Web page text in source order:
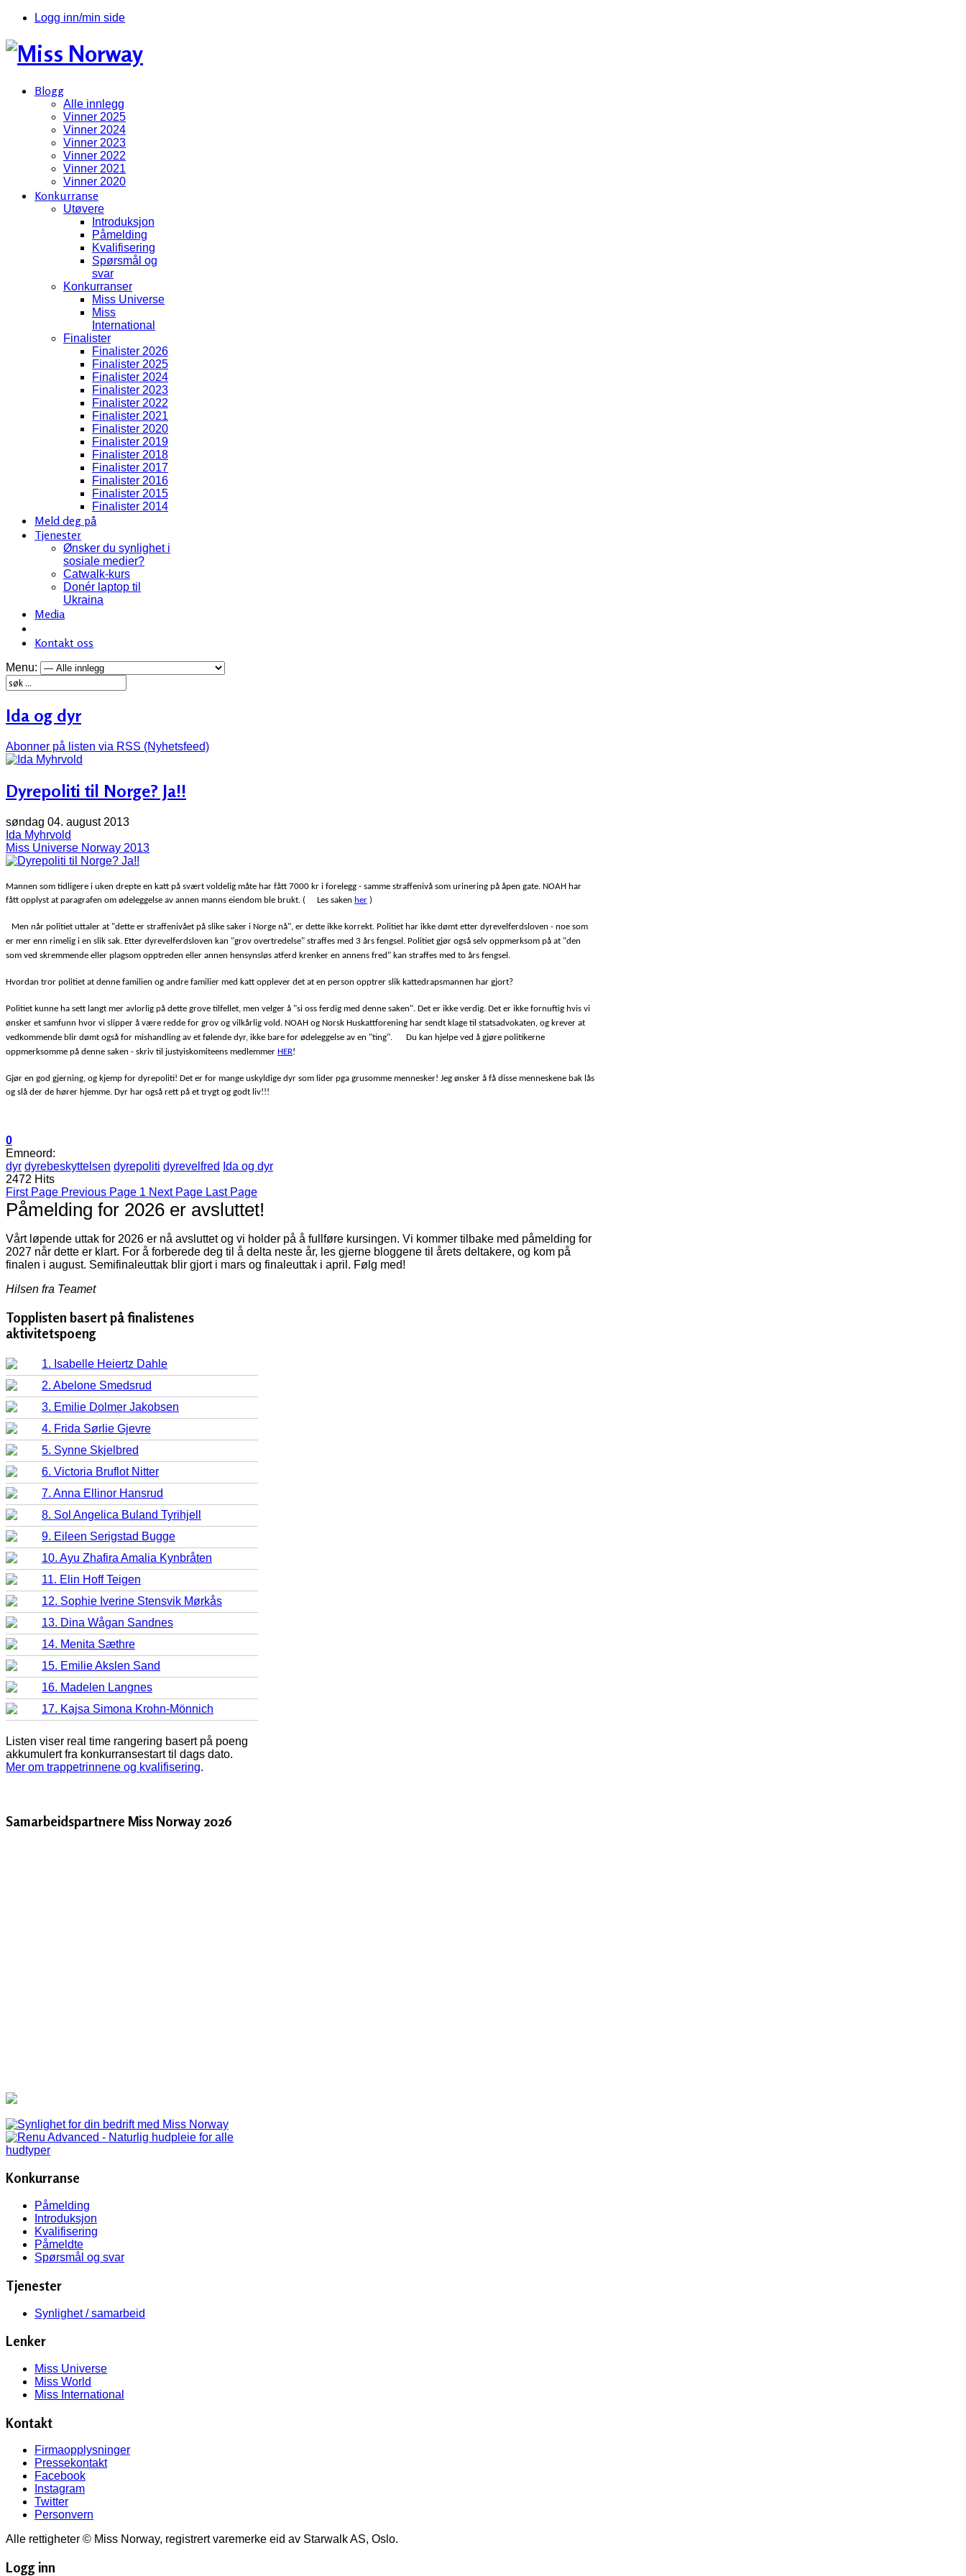
Logg inn/min side
Blogg
Alle innlegg
Vinner 2025
Vinner 2024
Vinner 2023
Vinner 2022
Vinner 2021
Vinner 2020
Konkurranse
Utøvere
Introduksjon
Påmelding
Kvalifisering
Spørsmål og
svar
Konkurranser
Miss Universe
Miss
International
Finalister
Finalister 2026
Finalister 2025
Finalister 2024
Finalister 2023
Finalister 2022
Finalister 2021
Finalister 2020
Finalister 2019
Finalister 2018
Finalister 2017
Finalister 2016
Finalister 2015
Finalister 2014
Meld deg på
Tjenester
Ønsker du synlighet i
sosiale medier?
Catwalk-kurs
Donér laptop til
Ukraina
Media
Kontakt oss
Menu:
Ida og dyr
Abonner på listen via RSS (Nyhetsfeed)
Dyrepoliti til Norge? Ja!!
søndag 04. august 2013
Ida Myhrvold
Miss Universe Norway 2013
Mannen som tidligere i uken drepte en katt på svært voldelig måte har fått 7000 kr i forelegg - samme straffenivå som urinering på åpen gate. NOAH har
fått opplyst at paragrafen om ødeleggelse av annen manns eiendom ble brukt. ( Les saken her )
Men når politiet uttaler at "dette er straffenivået på slike saker i Norge nå", er dette ikke korrekt. Politiet har ikke dømt etter dyrevelferdsloven - noe som
er mer enn rimelig i en slik sak. Etter dyrevelferdsloven kan "grov overtredelse" straffes med 3 års fengsel. Politiet gjør også selv oppmerksom på at "den
som ved skremmende eller plagsom opptreden eller annen hensynsløs atferd krenker en annens fred" kan straffes med to års fengsel.
Hvordan tror politiet at denne familien og andre familier med katt opplever det at en person opptrer slik kattedrapsmannen har gjort?
Politiet kunne ha sett langt mer avlorlig på dette grove tilfellet, men velger å "si oss ferdig med denne saken". Det er ikke verdig. Det er ikke fornuftig hvis vi
ønsker et samfunn hvor vi slipper å være redde for grov og vilkårlig vold. NOAH og Norsk Huskattforening har sendt klage til statsadvokaten, og krever at
vedkommende blir dømt også for mishandling av et følende dyr, ikke bare for ødeleggelse av en "ting". Du kan hjelpe ved å gjøre politikerne
oppmerksomme på denne saken - skriv til justyiskomiteens medlemmer HER!
Gjør en god gjerning, og kjemp for dyrepoliti! Det er for mange uskyldige dyr som lider pga grusomme mennesker! Jeg ønsker å få disse menneskene bak lås
og slå der de hører hjemme. Dyr har også rett på et trygt og godt liv!!!
0
Emneord:
dyr dyrebeskyttelsen dyrepoliti dyrevelfred Ida og dyr
2472 Hits
First Page Previous Page 1 Next Page Last Page
Påmelding for 2026 er avsluttet!
Vårt løpende uttak for 2026 er nå avsluttet og vi holder på å fullføre kursingen. Vi kommer tilbake med påmelding for
2027 når dette er klart. For å forberede deg til å delta neste år, les gjerne bloggene til årets deltakere, og kom på
finalen i august. Semifinaleuttak blir gjort i mars og finaleuttak i april. Følg med!
Hilsen fra Teamet
Topplisten basert på finalistenes
aktivitetspoeng
1. Isabelle Heiertz Dahle
2. Abelone Smedsrud
3. Emilie Dolmer Jakobsen
4. Frida Sørlie Gjevre
5. Synne Skjelbred
6. Victoria Bruflot Nitter
7. Anna Ellinor Hansrud
8. Sol Angelica Buland Tyrihjell
9. Eileen Serigstad Bugge
10. Ayu Zhafira Amalia Kynbråten
11. Elin Hoff Teigen
12. Sophie Iverine Stensvik Mørkås
13. Dina Wågan Sandnes
14. Menita Sæthre
15. Emilie Akslen Sand
16. Madelen Langnes
17. Kajsa Simona Krohn-Mönnich
Listen viser real time rangering basert på poeng
akkumulert fra konkurransestart til dags dato.
Mer om trappetrinnene og kvalifisering.
Samarbeidspartnere Miss Norway 2026
Konkurranse
Påmelding
Introduksjon
Kvalifisering
Påmeldte
Spørsmål og svar
Tjenester
Synlighet / samarbeid
Lenker
Miss Universe
Miss World
Miss International
Kontakt
Firmaopplysninger
Pressekontakt
Facebook
Instagram
Twitter
Personvern
Alle rettigheter © Miss Norway, registrert varemerke eid av Starwalk AS, Oslo.
Logg inn